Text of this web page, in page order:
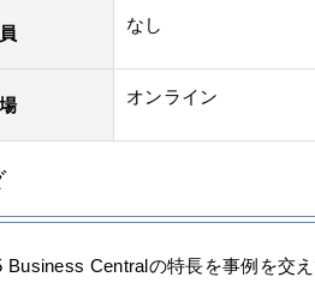
なし
オンライン
Centralの特長を事例を交え